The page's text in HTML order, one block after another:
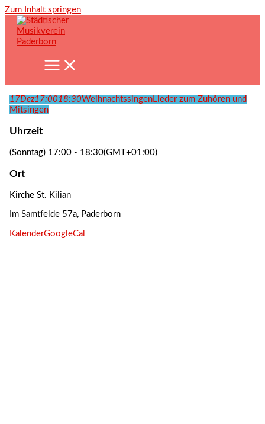
Zum Inhalt springen
17Dez17:00 18:30WeihnachtssingenLieder zum Zuhören und
Mitsingen
Uhrzeit
(Sonntag) 17:00 - 18:30(GMT+01:00)
Ort
Kirche St. Kilian
Im Samtfelde 57a, Paderborn
KalenderGoogleCal